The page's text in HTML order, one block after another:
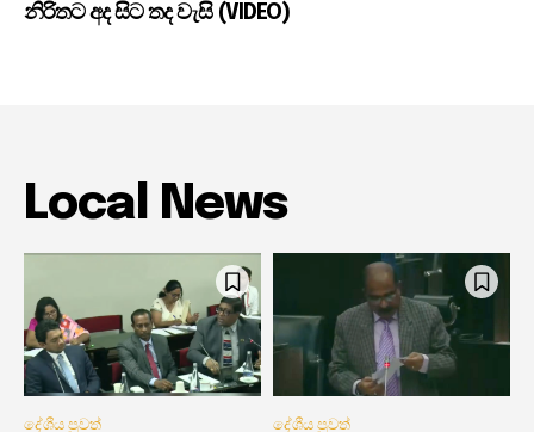
නිරිතට අද සිට තද වැසි (VIDEO)
Local News
දේශීය පුවත් දේශීය පුවත්